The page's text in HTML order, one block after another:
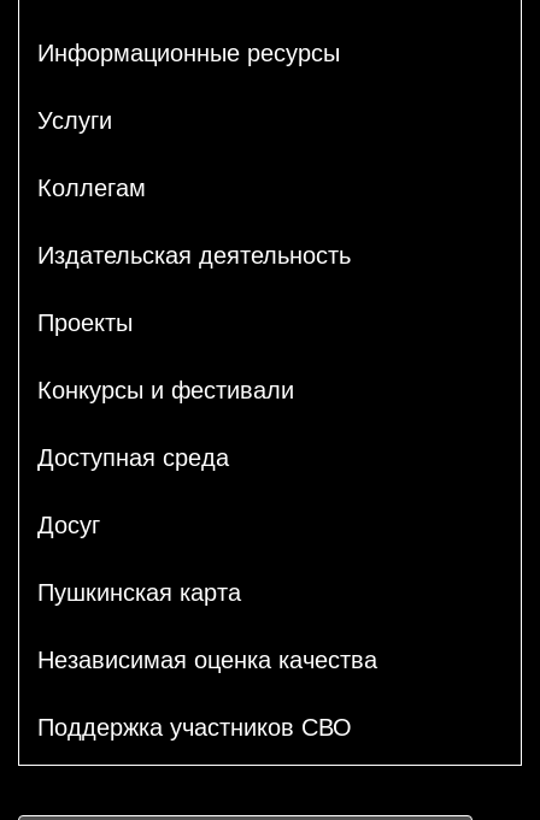
Информационные ресурсы
Услуги
Коллегам
Издательская деятельность
Проекты
Конкурсы и фестивали
Доступная среда
Досуг
Пушкинская карта
Независимая оценка качества
Поддержка участников СВО